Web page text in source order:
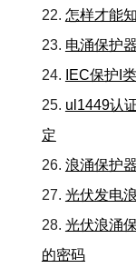
22. 怎样才能
23. 电涌保护
24.
IEC保护I
25. ul1449认
定
26. 浪涌保护
27. 光伏发电
28. 光伏浪涌
的密码